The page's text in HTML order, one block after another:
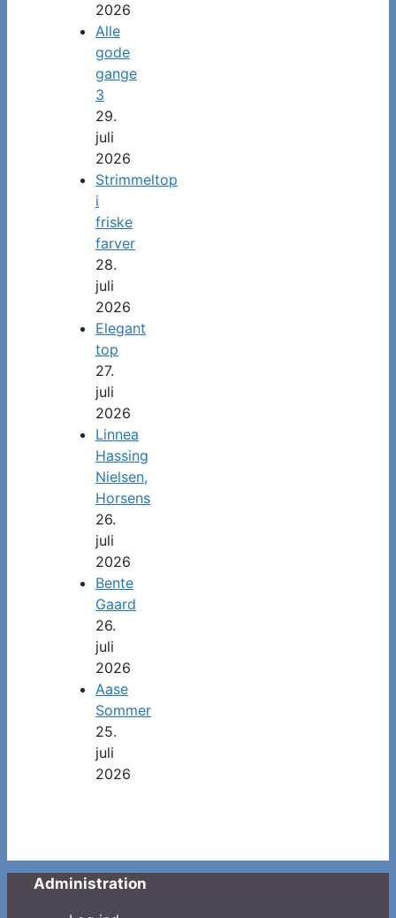
2026
Alle
gode
gange
3
29.
juli
2026
Strimmeltop
i
friske
farver
28.
juli
2026
Elegant
top
27.
juli
2026
Linnea
Hassing
Nielsen,
Horsens
26.
juli
2026
Bente
Gaard
26.
juli
2026
Aase
Sommer
25.
juli
2026
Administration